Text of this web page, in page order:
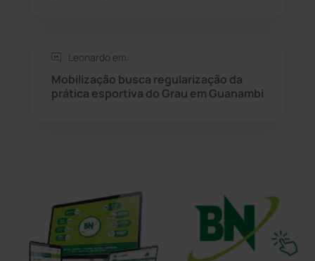
Leonardo em:
Mobilização busca regularização da
prática esportiva do Grau em Guanambi